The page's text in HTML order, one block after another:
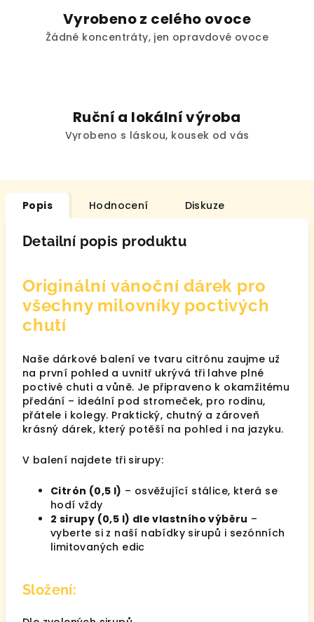
Vyrobeno z celého ovoce
Žádné koncentráty, jen opravdové ovoce
Ruční a lokální výroba
Vyrobeno s láskou, kousek od vás
Popis Hodnocení Diskuze
Detailní popis produktu
Originální vánoční dárek pro
všechny milovníky poctivých
chutí
Naše dárkové balení ve tvaru citrónu zaujme už
na první pohled a uvnitř ukrývá tři lahve plné
poctivé chuti a vůně. Je připraveno k okamžitému
předání – ideální pod stromeček, pro rodinu,
přátele i kolegy. Praktický, chutný a zároveň
krásný dárek, který potěší na pohled i na jazyku.
V balení najdete tři sirupy:
Citrón (0,5 l) – osvěžující stálice, která se
hodí vždy
2 sirupy (0,5 l) dle vlastního výběru –
vyberte si z naší nabídky sirupů i sezónních
limitovaných edic
Složení: